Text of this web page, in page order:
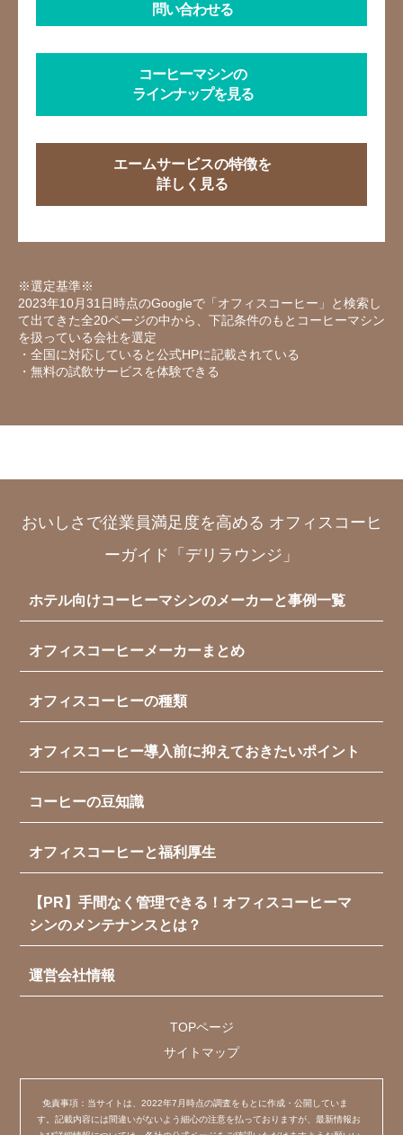
問い合わせる
コーヒーマシンの
ラインナップを見る
エームサービスの特徴を
詳しく見る
※選定基準※
2023年10月31日時点のGoogleで「オフィスコーヒー」と検索し
て出てきた全20ページの中から、下記条件のもとコーヒーマシン
を扱っている会社を選定
・全国に対応していると公式HPに記載されている
・無料の試飲サービスを体験できる
おいしさで従業員満足度を高める オフィスコーヒ
ーガイド「デリラウンジ」
ホテル向けコーヒーマシンのメーカーと事例一覧
オフィスコーヒーメーカーまとめ
オフィスコーヒーの種類
オフィスコーヒー導入前に抑えておきたいポイント
コーヒーの豆知識
オフィスコーヒーと福利厚生
【PR】手間なく管理できる！オフィスコーヒーマ
シンのメンテナンスとは？
運営会社情報
TOPページ
サイトマップ
免責事項：当サイトは、2022年7月時点の調査をもとに作成・公開していま
す。記載内容には間違いがないよう細心の注意を払っておりますが、最新情報お